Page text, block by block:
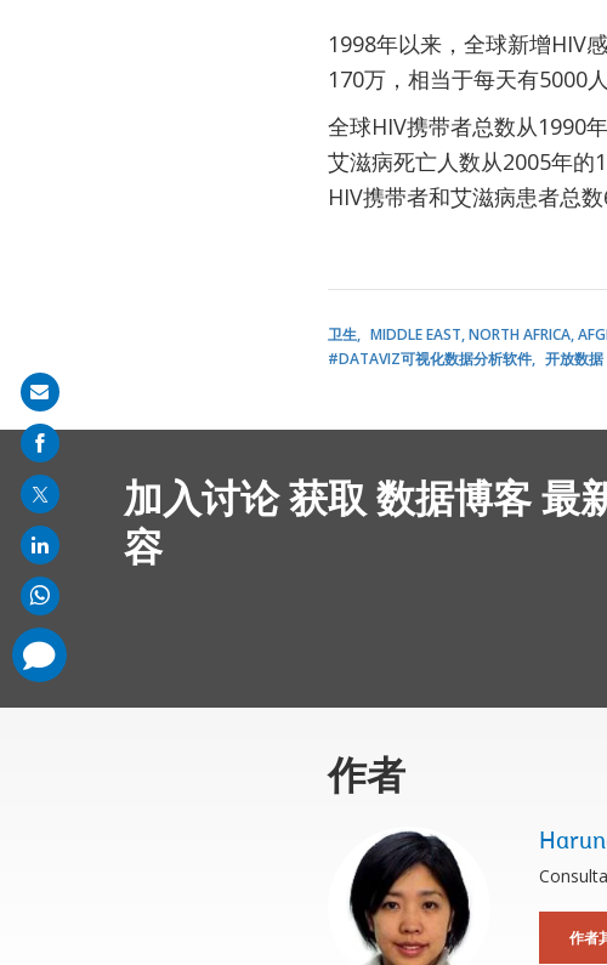
1998年以来，全球新增HIV
170万，相当于每天有5000
全球HIV携带者总数从1990
艾滋病死亡人数从2005年的
HIV携带者和艾滋病患者总数
卫生 MIDDLE EAST, NORTH AFRICA,
#DATAVIZ可视化数据分析软件
开放数据
加入讨论 获取 数据博客 最
容
作者
作者
Share
on
mail
comments
added